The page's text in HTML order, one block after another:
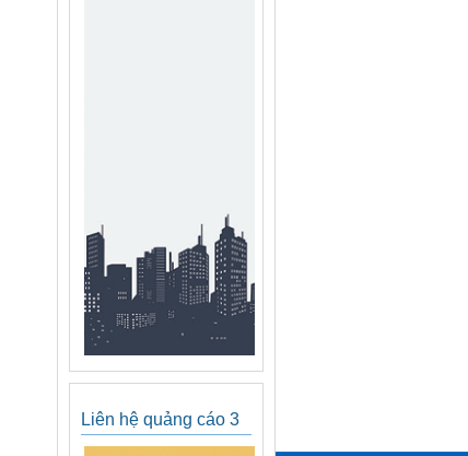
Liên hệ quảng cáo 3